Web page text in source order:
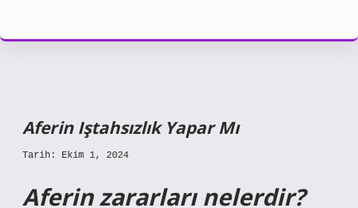
Aferin Iştahsızlık Yapar Mı
Tarih: Ekim 1, 2024
Aferin zararları nelerdir?